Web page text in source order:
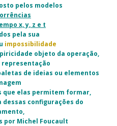
pelos modelos
x, y, z e t
pela sua
impossibilidade
objeto da operação,
representação
de ideias ou elementos
que elas permitem formar,
configurações do
por Michel Foucault